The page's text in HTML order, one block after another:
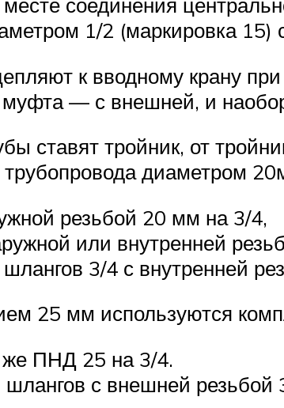
1/2 (маркировка 15)
к вводному крану
муфта — с внешней, и
ставят тройник, от
диаметром
резьбой 20 мм на 3/4,
или внутренней
3/4 с внутренней
25 мм используются
же ПНД 25 на 3/4.
с внешней резьбой